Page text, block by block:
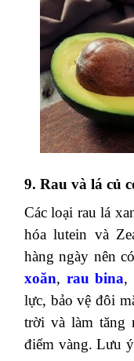
Quả bơchứa
loại trái cây
dinh dưỡng có
nguy cơ thoái
thể.